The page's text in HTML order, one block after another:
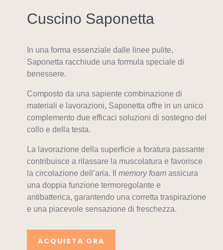
Cuscino Saponetta
In una forma essenziale dalle linee pulite,
Saponetta racchiude una formula speciale di
benessere.
Composto da una sapiente combinazione di
materiali e lavorazioni, Saponetta offre in un unico
complemento due efficaci soluzioni di sostegno del
collo e della testa.
La lavorazione della superficie a foratura passante
contribuisce a rilassare la muscolatura e favorisce
la circolazione dell’aria. Il memory foamassicura
una doppia funzione termoregolante e
antibatterica, garantendo una corretta traspirazione
e una piacevole sensazione di freschezza.
ACQUISTA ORA